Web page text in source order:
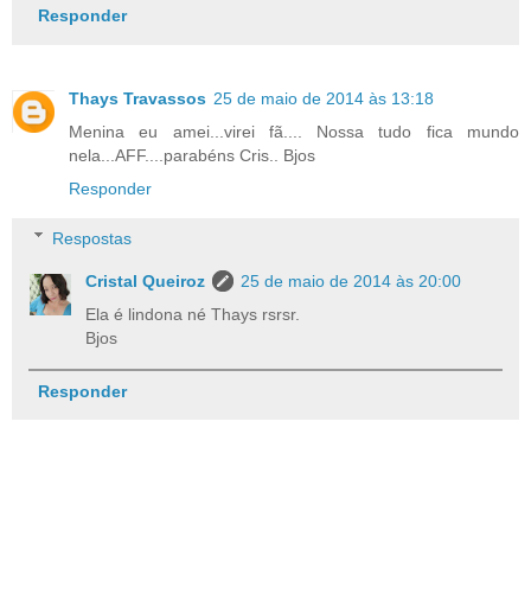
Responder
Thays Travassos 25 de maio de 2014 às 13:18
Menina eu amei...virei fã.... Nossa tudo fica mundo
nela...AFF....parabéns Cris.. Bjos
Responder
Respostas
Cristal Queiroz
25 de maio de 2014 às 20:00
Ela é lindona né Thays rsrsr.
Bjos
Responder